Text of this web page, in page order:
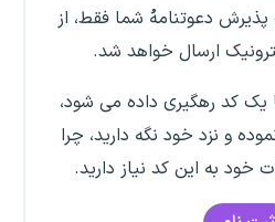
دعوتنامهُ شما فقط، از
ارسال خواهد شد.
یک کد رهگیری داده می شود،
و نزد خود نگه دارید، چرا
به این کد نیاز دارید.